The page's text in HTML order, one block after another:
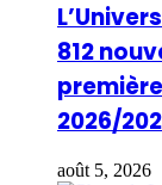
812
2026/
août 5, 2026